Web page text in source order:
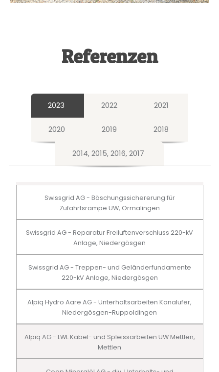
Referenzen
2023 2022 2021
2020 2019 2018
2014, 2015, 2016, 2017
Swissgrid AG - Böschungssichererung für
Zufahrtsrampe UW, Ormalingen
Swissgrid AG - Reparatur Freiluftenverschluss 220-kV
Anlage, Niedergösgen
Swissgrid AG - Treppen- und Geländerfundamente
220-kV Anlage, Niedergösgen
Alpiq Hydro Aare AG - Unterhaltsarbeiten Kanalufer,
Niedergösgen-Ruppoldingen
Alpiq AG - LWL Kabel- und Spleissarbeiten UW Mettlen,
Mettlen